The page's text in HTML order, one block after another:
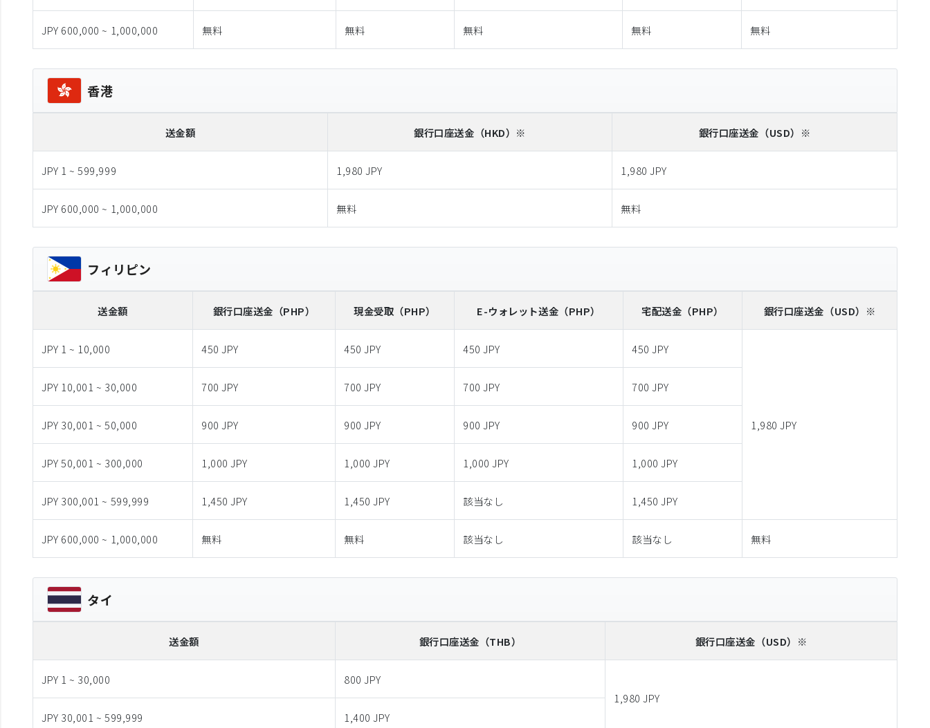
JPY 600,000 ~ 1,000,000 無料 無料 無料 無料 無料
香港
送金額 銀行口座送金 （HKD）※ 銀行口座送金 （USD）※
JPY 1 ~ 599,999 1,980 JPY 1,980 JPY
JPY 600,000 ~ 1,000,000 無料 無料
フィリピン
送金額 銀行口座送金 （PHP） 現金受取 （PHP） E-ウォレット送金 （PHP） 宅配送金 （PHP） 銀行口座送金 （USD）※
JPY 1 ~ 10,000 450 JPY 450 JPY 450 JPY 450 JPY
1,980 JPY
JPY 10,001 ~ 30,000 700 JPY 700 JPY 700 JPY 700 JPY
JPY 30,001 ~ 50,000 900 JPY 900 JPY 900 JPY 900 JPY
JPY 50,001 ~ 300,000 1,000 JPY 1,000 JPY 1,000 JPY 1,000 JPY
JPY 300,001 ~ 599,999 1,450 JPY 1,450 JPY 該当なし 1,450 JPY
JPY 600,000 ~ 1,000,000 無料 無料 該当なし 該当なし 無料
タイ
送金額 銀行口座送金 （THB） 銀行口座送金 （USD）※
JPY 1 ~ 30,000
800 JPY
1,980 JPY
JPY 30,001 ~ 599,999
1,400 JPY